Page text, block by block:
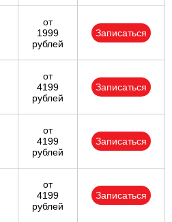
от
1999
рублей
Записаться
от
4199
рублей
Записаться
от
4199
рублей
Записаться
от
4199
рублей
Записаться